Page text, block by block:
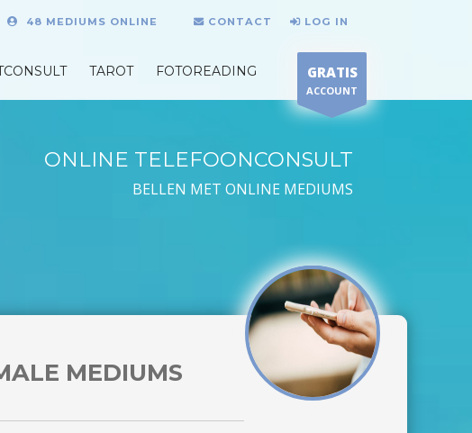
48 MEDIUMS ONLINE CONTACT LOG IN
TAROT FOTOREADING GRATIS
ACCOUNT
ONLINE TELEFOONCONSULT
BELLEN MET ONLINE MEDIUMS
MEDIUMS